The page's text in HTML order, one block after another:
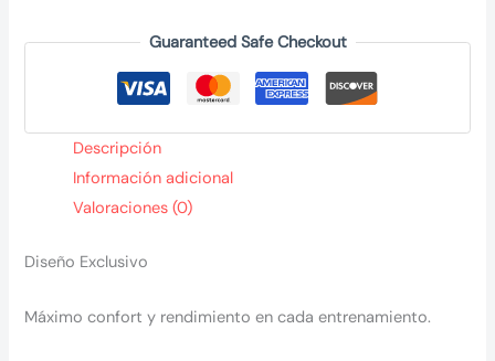
Guaranteed Safe Checkout
Descripción
Información adicional
Valoraciones (0)
Diseño Exclusivo
Máximo confort y rendimiento en cada entrenamiento.